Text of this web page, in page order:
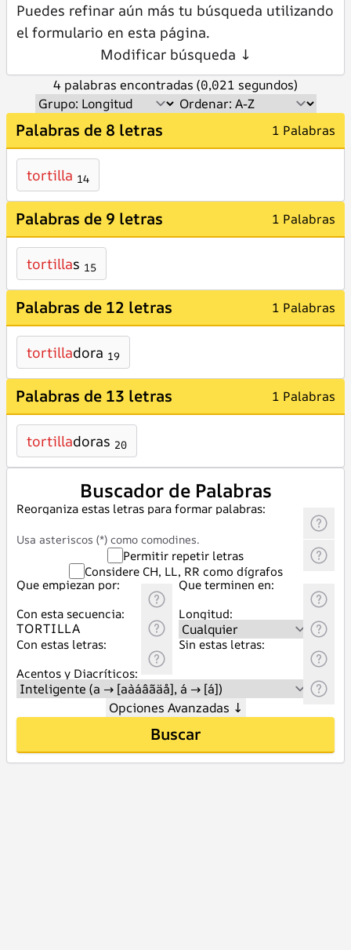
Puedes refinar aún más tu búsqueda utilizando
el formulario en esta página.
Modificar búsqueda ↓
4 palabras encontradas (0,021 segundos)
Palabras de 8 letras 1 Palabras
tortilla 14
Palabras de 9 letras 1 Palabras
tortillas 15
Palabras de 12 letras 1 Palabras
tortilladora 19
Palabras de 13 letras 1 Palabras
tortilladoras 20
Buscador de Palabras
Reorganiza estas letras para formar palabras:
Usa asteriscos (*) como comodines.
Permitir repetir letras
Considere CH, LL, RR como dígrafos
Que empiezan por:
Que terminen en:
Con esta secuencia:
Longitud:
Con estas letras:
Sin estas letras:
Acentos y Diacríticos:
Opciones Avanzadas ↓
Buscar